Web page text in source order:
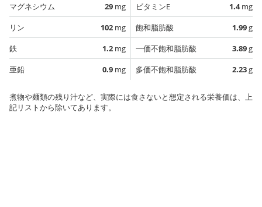
マグネシウム
29 mg
リン
102 mg
鉄
1.2 mg
亜鉛
0.9 mg
ビタミンE
1.4mg
飽和脂肪酸
1.99g
一価不飽和脂肪酸
3.89g
多価不飽和脂肪酸
2.23g
煮物や麺類の残り汁など、実際には食さないと想定される栄養価は、上
記リストから除いてあります。